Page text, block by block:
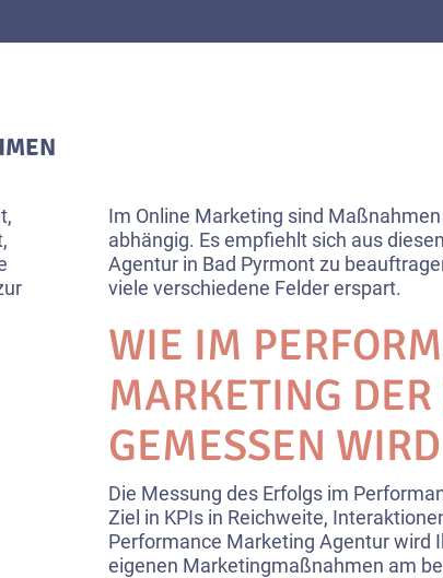
Im Online Marketing sind
abhängig. Es empfiehlt sich aus
Agentur in Bad Pyrmont zu
viele verschiedene Felder erspart.
WIE IM
MARKETING DER
GEMESSEN WIRD
Die Messung des Erfolgs im
Ziel in KPIs in Reichweite,
Performance Marketing Agentur wird
eigenen Marketingmaßnahmen am